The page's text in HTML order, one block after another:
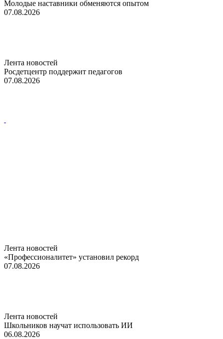
Молодые наставники обменяются опытом
07.08.2026
Лента новостей
Росдетцентр поддержит педагогов
07.08.2026
Лента новостей
«Профессионалитет» установил рекорд
07.08.2026
Лента новостей
Школьников научат использовать ИИ
06.08.2026